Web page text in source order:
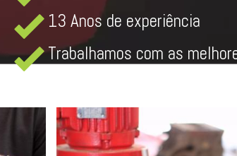
13 Anos de experiência
Trabalhamos com as